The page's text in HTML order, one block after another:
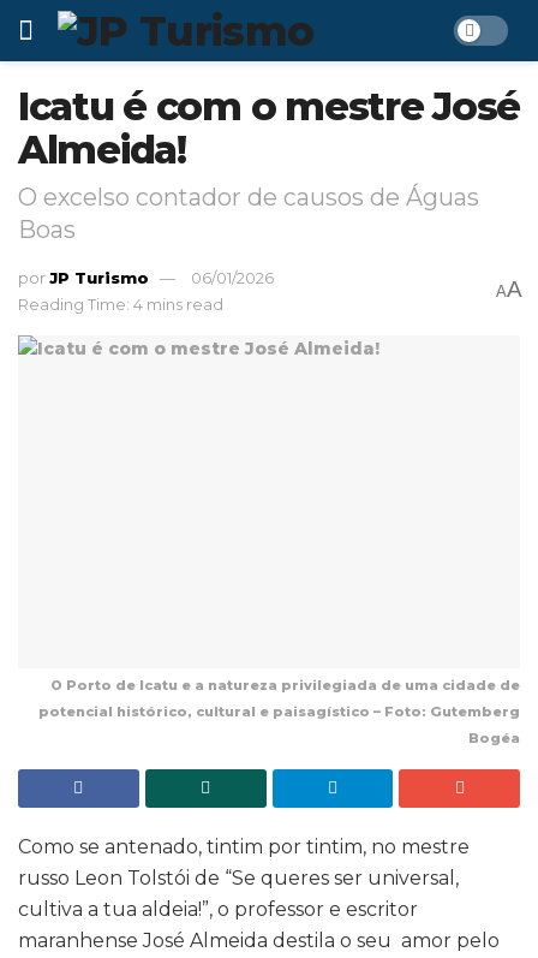
Icatu é com o mestre José
Almeida!
O excelso contador de causos de Águas
Boas
porJP Turismo
06/01/2026
Reading Time: 4 mins read
AA
O Porto de Icatu e a natureza privilegiada de uma cidade de
potencial histórico, cultural e paisagístico – Foto: Gutemberg
Bogéa
Como se antenado, tintim por tintim, no mestre
russo Leon Tolstói de “Se queres ser universal,
cultiva a tua aldeia!”, o professor e escritor
maranhense José Almeida destila o seu amor pelo